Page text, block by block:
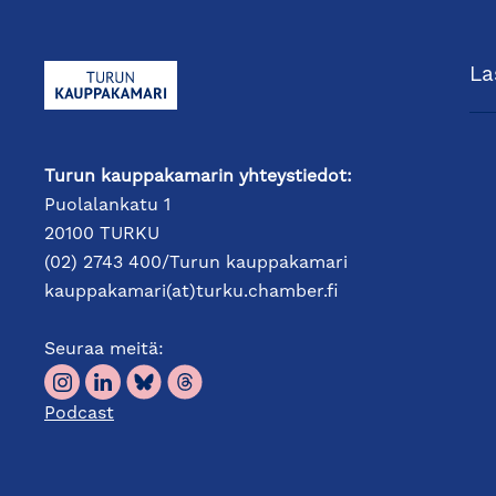
Turun kauppakamarin yhteystiedot:
Puolalankatu 1
20100 TURKU
(02) 2743 400/Turun kauppakamari
kauppakamari(at)turku.chamber.fi
Seuraa meitä:
Podcast